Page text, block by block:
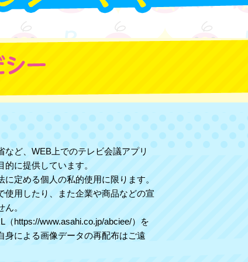
など、WEB上でのテレビ会議アプリ
に提供しています。
に定める個人の私的使用に限ります。
使用したり、また企業や商品などの宣
。
（https://www.asahi.co.jp/abciee/）を
身による画像データの再配布はご遠